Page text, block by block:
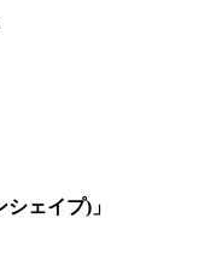
ェイプ)」